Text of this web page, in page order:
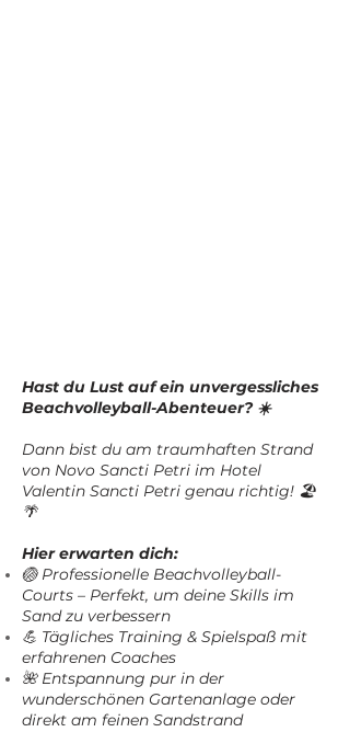
Hast du Lust auf ein unvergessliches
Beachvolleyball-Abenteuer? ☀️
Dann bist du am traumhaften Strand
von Novo Sancti Petri im Hotel
Valentin Sancti Petri genau richtig! 🏖️
🌴
Hier erwarten dich:
🏐 Professionelle Beachvolleyball-
Courts – Perfekt, um deine Skills im
Sand zu verbessern
💪 Tägliches Training & Spielspaß mit
erfahrenen Coaches
🌺 Entspannung pur in der
wunderschönen Gartenanlage oder
direkt am feinen Sandstrand